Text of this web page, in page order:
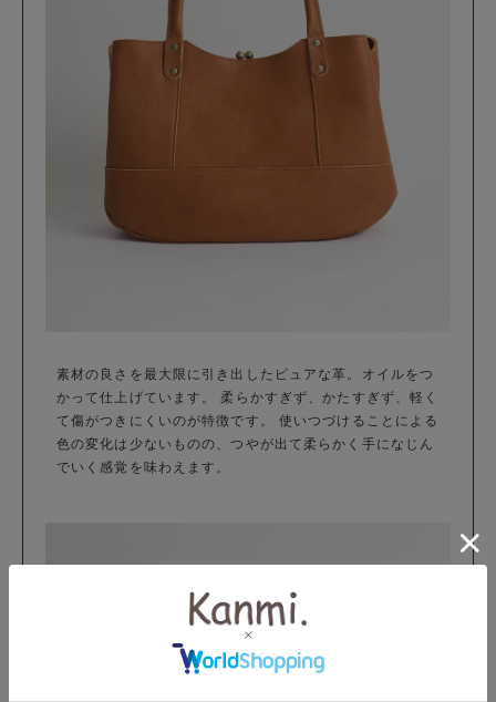
素材の良さを最大限に引き出したピュアな革。オイルをつ
かって仕上げています。 柔らかすぎず、かたすぎず、軽く
て傷がつきにくいのが特徴です。 使いつづけることによる
色の変化は少ないものの、つやが出て柔らかく手になじん
でいく感覚を味わえます。